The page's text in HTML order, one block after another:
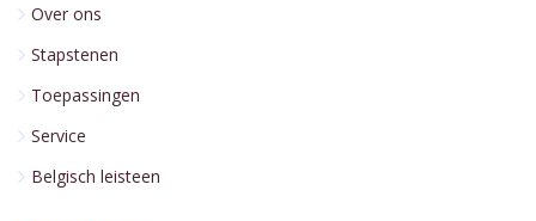
Over ons
Stapstenen
Toepassingen
Service
Belgisch leisteen